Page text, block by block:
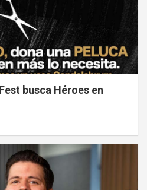
busca Héroes en